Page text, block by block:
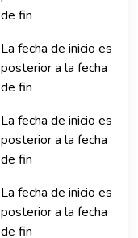
de fin
La fecha de inicio es
posterior a la fecha
de fin
La fecha de inicio es
posterior a la fecha
de fin
La fecha de inicio es
posterior a la fecha
de fin